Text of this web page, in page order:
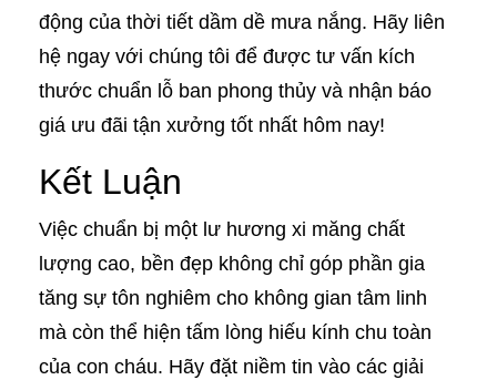
động của thời tiết dầm dề mưa nắng. Hãy liên
hệ ngay với chúng tôi để được tư vấn kích
thước chuẩn lỗ ban phong thủy và nhận báo
giá ưu đãi tận xưởng tốt nhất hôm nay!
Kết Luận
Việc chuẩn bị một lư hương xi măng chất
lượng cao, bền đẹp không chỉ góp phần gia
tăng sự tôn nghiêm cho không gian tâm linh
mà còn thể hiện tấm lòng hiếu kính chu toàn
của con cháu. Hãy đặt niềm tin vào các giải